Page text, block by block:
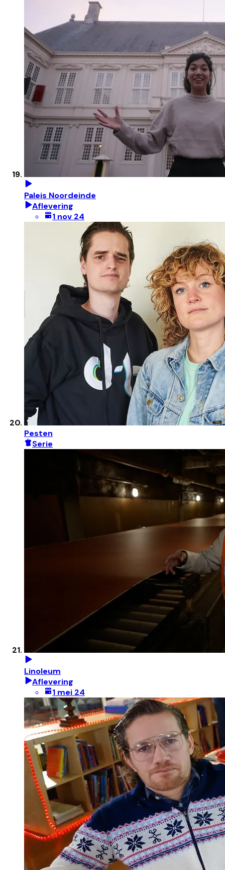
Paleis Noordeinde
Aflevering
1 nov 24
Pesten
Serie
Linoleum
Aflevering
1 mei 24